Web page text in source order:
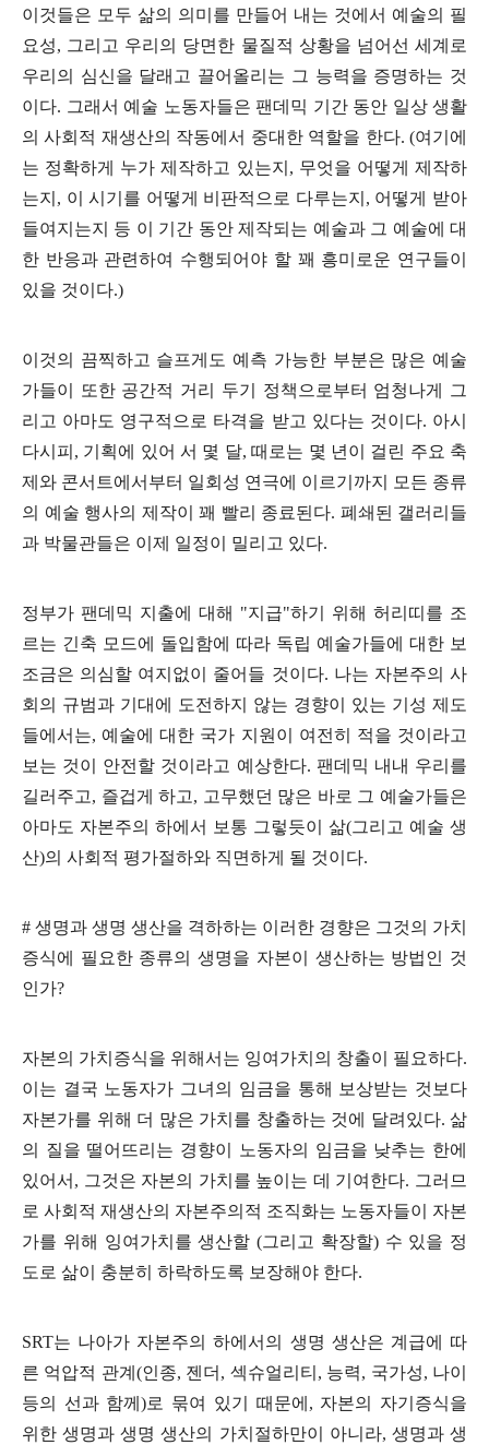
이것들은 모두 삶의 의미를 만들어 내는 것에서 예술의 필
요성, 그리고 우리의 당면한 물질적 상황을 넘어선 세계로
우리의 심신을 달래고 끌어올리는 그 능력을 증명하는 것
이다. 그래서 예술 노동자들은 팬데믹 기간 동안 일상 생활
의 사회적 재생산의 작동에서 중대한 역할을 한다. (여기에
는 정확하게 누가 제작하고 있는지 , 무엇을 어떻게 제작하
는지 , 이 시기를 어떻게 비판적으로 다루는지 , 어떻게 받아
들여지는지 등 이 기간 동안 제작되는 예술과 그 예술에 대
한 반응과 관련하여 수행되어야 할 꽤 흥미로운 연구들이
있을 것이다.)
이것의 끔찍하고 슬프게도 예측 가능한 부분은 많은 예술
가들이 또한 공간적 거리 두기 정책으로부터 엄청나게 그
리고 아마도 영구적으로 타격을 받고 있다는 것이다. 아시
다시피 , 기획에 있어 서 몇 달,때로는 몇 년이 걸린 주요 축
제와 콘서트에서부터 일회성 연극에 이르기까지 모든 종류
의 예술 행사의 제작이 꽤 빨리 종료된다. 폐쇄된 갤러리들
과 박물관들은 이제 일정이 밀리고 있다.
정부가 팬데믹 지출에 대해 "지급"하기 위해 허리띠를 조
르는 긴축 모드에 돌입함에 따라 독립 예술가들에 대한 보
조금은 의심할 여지없이 줄어들 것이다. 나는 자본주의 사
회의 규범과 기대에 도전하지 않는 경향이 있는 기성 제도
들에서는, 예술에 대한 국가 지원이 여전히 적을 것이라고
보는 것이 안전할 것이라고 예상한다. 팬데믹 내내 우리를
길러주고, 즐겁게 하고, 고무했던 많은 바로 그 예술가들은
아마도 자본주의 하에서 보통 그렇듯이 삶(그리고 예술 생
산)의 사회적 평가절하와 직면하게 될 것이다.
# 생명과 생명 생산을 격하하는 이러한 경향은 그것의 가치
증식에 필요한 종류의 생명을 자본이 생산하는 방법인 것
인가?
자본의 가치증식을 위해서는 잉여가치의 창출이 필요하다.
이는 결국 노동자가 그녀의 임금을 통해 보상받는 것보다
자본가를 위해 더 많은 가치를 창출하는 것에 달려있다. 삶
의 질을 떨어뜨리는 경향이 노동자의 임금을 낮추는 한에
있어서 , 그것은 자본의 가치를 높이는 데 기여한다. 그러므
로 사회적 재생산의 자본주의적 조직화는 노동자들이 자본
가를 위해 잉여가치를 생산할 (그리고 확장할) 수 있을 정
도로 삶이 충분히 하락하도록 보장해야 한다.
SRT는 나아가 자본주의 하에서의 생명 생산은 계급에 따
른 억압적 관계 (인종, 젠더 , 섹슈얼리티 , 능력, 국가성, 나이
등의 선과 함께)로 묶여 있기 때문에 , 자본의 자기증식을
위한 생명과 생명 생산의 가치절하만이 아니라, 생명과 생